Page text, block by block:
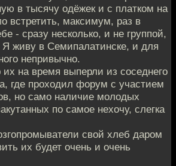
в тысячу одёжек и с платком на
встретить, максимум, раз в
- сразу несколько, и не группой,
Я живу в Семипалатинске, и для
непривычно.
на время выперли из соседнего
где проходил форум с участием
но само наличие молодых
по самое нехочу, слегка
свой хлеб даром
их будет очень и очень